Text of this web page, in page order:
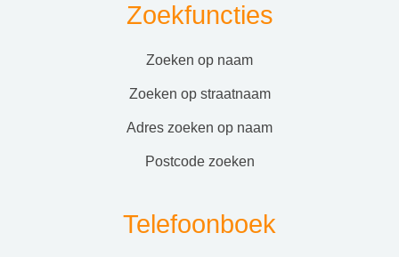
Zoekfuncties
zoeken op naam
zoeken op straatnaam
adres zoeken op naam
postcode zoeken
Telefoonboek